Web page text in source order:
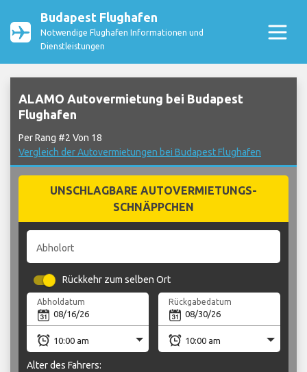
Budapest Flughafen
Notwendige Flughafen Informationen und
Dienstleistungen
ALAMO Autovermietung bei Budapest
Flughafen
Per Rang #2 Von 18
Vergleich der Autovermietungen bei Budapest Flughafen
UNSCHLAGBARE AUTOVERMIETUNGS-
SCHNÄPPCHEN
Abholort
Rückkehr zum selben Ort
Abholdatum Rückgabedatum
Alter des Fahrers: